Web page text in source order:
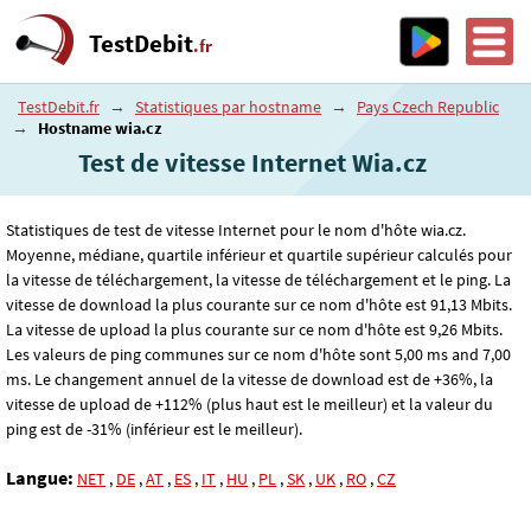
TestDebit.fr
TestDebit.fr → Statistiques par hostname →
Pays Czech Republic
→
Hostname wia.cz
Test de vitesse Internet Wia.cz
Statistiques de test de vitesse Internet pour le nom d'hôte wia.cz.
Moyenne, médiane, quartile inférieur et quartile supérieur calculés pour
la vitesse de téléchargement, la vitesse de téléchargement et le ping. La
vitesse de download la plus courante sur ce nom d'hôte est 91,13 Mbits.
La vitesse de upload la plus courante sur ce nom d'hôte est 9,26 Mbits.
Les valeurs de ping communes sur ce nom d'hôte sont 5,00 ms and 7,00
ms. Le changement annuel de la vitesse de download est de +36%, la
vitesse de upload de +112% (plus haut est le meilleur) et la valeur du
ping est de -31% (inférieur est le meilleur).
Langue: NET , DE ,AT , ES , IT , HU , PL ,SK , UK , RO ,CZ